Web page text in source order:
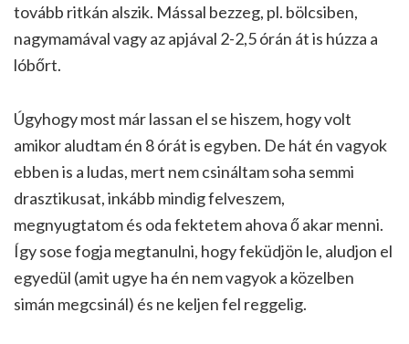
tovább ritkán alszik. Mással bezzeg, pl. bölcsiben,
nagymamával vagy az apjával 2-2,5 órán át is húzza a
lóbőrt.
Úgyhogy most már lassan el se hiszem, hogy volt
amikor aludtam én 8 órát is egyben. De hát én vagyok
ebben is a ludas, mert nem csináltam soha semmi
drasztikusat, inkább mindig felveszem,
megnyugtatom és oda fektetem ahova ő akar menni.
Így sose fogja megtanulni, hogy feküdjön le, aludjon el
egyedül (amit ugye ha én nem vagyok a közelben
simán megcsinál) és ne keljen fel reggelig.